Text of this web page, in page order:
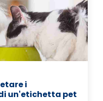
i
un'etichetta pet